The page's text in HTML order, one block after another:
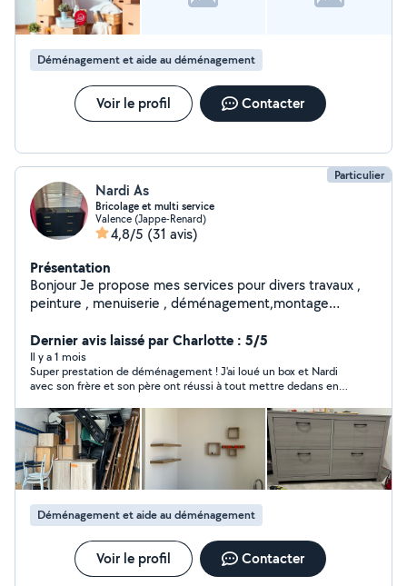
Déménagement et aide au déménagement
Voir le profil Contacter
Particulier
Nardi As
Bricolage et multi service
Valence (Jappe-Renard)
4,8/5 (31 avis)
Présentation
Bonjour Je propose mes services pour divers travaux ,
peinture , menuiserie , déménagement,montage
Dernier avis laissé par Charlotte : 5/5
Il y a 1 mois
Super prestation de déménagement ! J'ai loué un box et Nardi
avec son frère et son père ont réussi à tout mettre dedans en
décharger 2 camions de 20m3. Je les recommande les yeux
fermés. Ils connaissent leur métier ! Pour mon futur
emménagement, je referai appel à eux. Ils sont sérieux,
professionnels, efficaces, ponctuels, on peut compter sur eux.
Ce sont des personnes adorables et ça a été un soulagement
de les avoir pour m'aider. Je les recommande à 300% !!!
Déménagement et aide au déménagement
Voir le profil Contacter